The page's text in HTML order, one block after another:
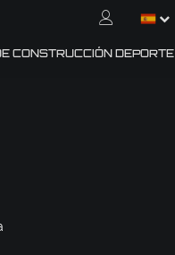
CONSTRUCCIÓN DEPORTE